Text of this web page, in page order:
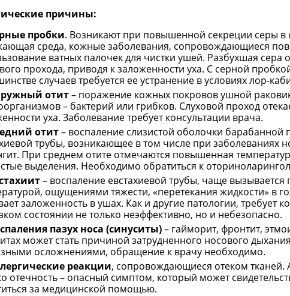
причины:
пробки. Возникают при повышенной секреции серы в
среда, кожные заболевания, сопровождающиеся
ватных палочек для чистки ушей. Разбухшая
прохода, приводя к заложенности уха. С серной
случаев требуется ее устранение в условиях лор-
отит– поражение кожных покровов ушной
– бактерий или грибков. Слуховой проход
уха. Заболевание требует консультации врача.
отит– воспаление слизистой оболочки
трубы, возникающее в том числе при заболеваниях
При среднем отите отмечаются повышенная
выделения. Необходимо обратиться к
– воспаление евстахиевой трубы, чаще
ощущениями тяжести, «перетекания жидкости» в
заложенность в ушах. Как и другие патологии, требует
состоянии не только неэффективно, но и небезопасно.
пазух носа (синуситы)– гайморит, фронтит,
может стать причиной затрудненного носового
осложнениями, обращение к врачу необходимо.
реакции, сопровождающиеся отеком
отечность – опасный симптом, который может
за медицинской помощью.